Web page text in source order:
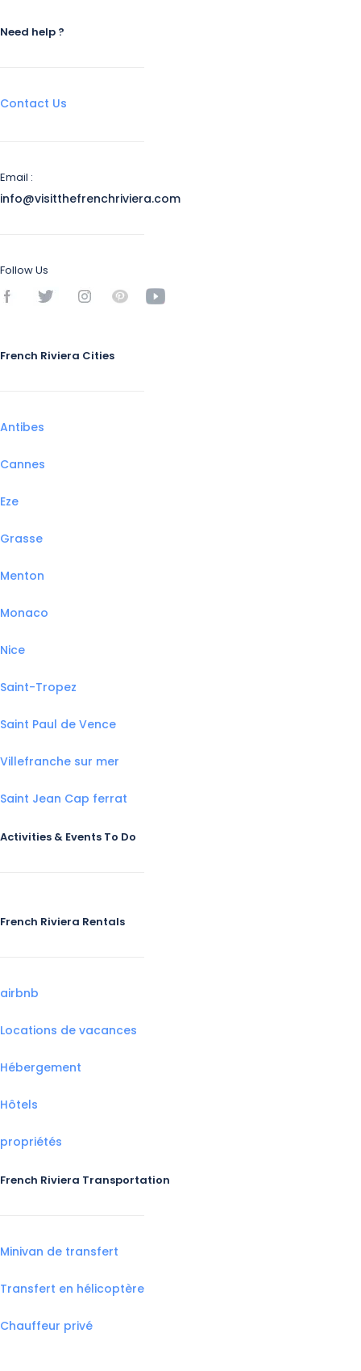
Need help ?
Contact Us
Email :
info@visitthefrenchriviera.com
Follow Us
French Riviera Cities
Antibes
Cannes
Eze
Grasse
Menton
Monaco
Nice
Saint-Tropez
Saint Paul de Vence
Villefranche sur mer
Saint Jean Cap ferrat
Activities & Events To Do
French Riviera Rentals
airbnb
Locations de vacances
Hébergement
Hôtels
propriétés
French Riviera Transportation
Minivan de transfert
Transfert en hélicoptère
Chauffeur privé